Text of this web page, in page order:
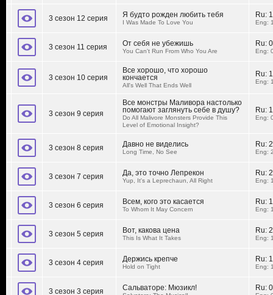
3 сезон 12 серия Я будто рожден любить тебя
I Was Made To Love You
Ru:
Eng:
3 сезон 11 серия От себя не убежишь
You Can't Run From Who You Are
Ru:
Eng:
3 сезон 10 серия
Все хорошо, что хорошо
кончается
All's Well That Ends Well
Ru:
Eng:
3 сезон 9 серия
Все монстры Маливора настолько
помогают заглянуть себе в душу?
Do All Malivore Monsters Provide This
Level of Emotional Insight?
Ru:
Eng:
3 сезон 8 серия Давно не виделись
Long Time, No See
Ru:
Eng:
3 сезон 7 серия Да, это точно Лепрекон
Yup, It's a Leprechaun, All Right
Ru:
Eng:
3 сезон 6 серия Всем, кого это касается
To Whom It May Concern
Ru:
Eng:
3 сезон 5 серия Вот, какова цена
This Is What It Takes
Ru:
Eng:
3 сезон 4 серия Держись крепче
Hold on Tight
Ru:
Eng:
3 сезон 3 серия Сальваторе: Мюзикл! Ru: